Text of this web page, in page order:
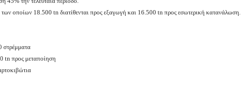
των οποίων 18.500 tn διατίθενται προς εξαγωγή και 16.500 tn προς εσωτερική κατανάλωση.
στρέμματα
tn προς μεταποίηση